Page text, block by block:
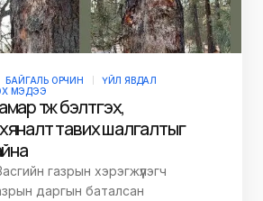
БАЙГАЛЬ ОРЧИН
ҮЙЛ ЯВДАЛ
МЭДЭЭ
түүж бэлтгэх,
тавих шалгалтыг
газрын хэрэгжүүлэгч
даргын баталсан